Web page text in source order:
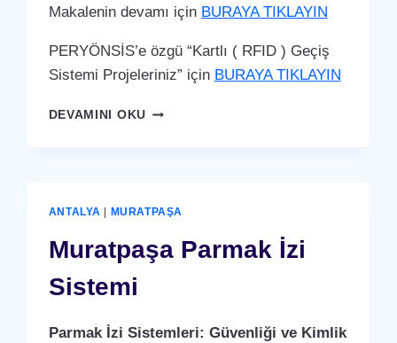
Makalenin devamı için BURAYA TIKLAYIN
PERYÖNSİS’e özgü “Kartlı ( RFID ) Geçiş
Sistemi Projeleriniz” için BURAYA TIKLAYIN
DEVAMINI OKUMURATPAŞA
ANTALYA MURATPAŞA
Muratpaşa Parmak İzi
Sistemi
Parmak İzi Sistemleri: Güvenliği ve Kimlik